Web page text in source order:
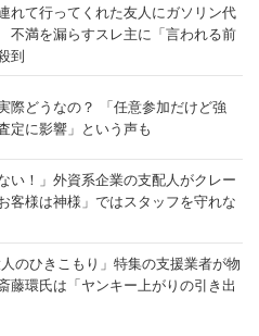
れて行ってくれた友人にガソリン代
満を漏らすスレ主に「言われる前
到
際どうなの？ 「任意参加だけど強
定に影響」という声も
い！」外資系企業の支配人がクレー
様は神様」ではスタッフを守れな
のひきこもり」特集の支援業者が物
環氏は「ヤンキー上がりの引き出